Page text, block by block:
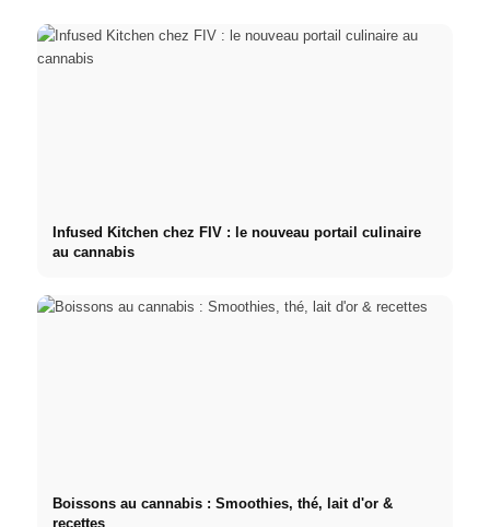
Infused Kitchen chez FIV : le nouveau portail culinaire
au cannabis
Boissons au cannabis : Smoothies, thé, lait d'or &
recettes